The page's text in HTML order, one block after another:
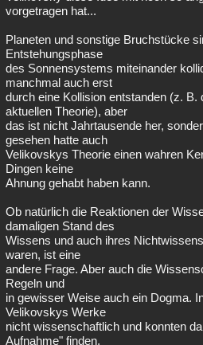
vorgetragen hat...
Planeten und sonstige Bruchstücke
Entstehungsphase
des Sonnensystems miteinander
manchmal auch erst
durch eine Kollision entstanden (z. B.
aktuellen Theorie), aber
das ist nicht Jahrtausende her,
gesehen hatte auch
Velikovskys Theorie einen wahren
Dingen keine
Ahnung gehabt haben kann.
Ob natürlich die Reaktionen der
damaligen Stand des
Wissens und auch ihres
waren, ist eine
andere Frage. Aber auch die
Regeln und
in gewisser Weise auch ein Dogma.
Velikovskys Werke
nicht wissenschaftlich und konnten
Aufnahme" finden.